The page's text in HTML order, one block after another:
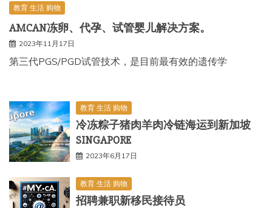
教育 生活 购物
AMCAN冻卵、代孕、试管婴儿解决方案。
2023年11月17日
第三代PGS/PGD试管技术，是目前最有效的遗传学
教育 生活 购物
冷冻粽子猪肉羊肉冷链海运到新加坡
SINGAPORE
2023年6月17日
教育 生活 购物
招聘兼职新移民接待员